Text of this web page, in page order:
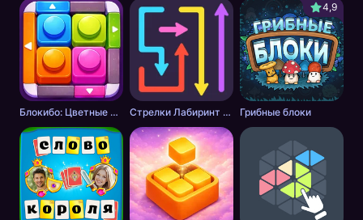
Блокибо: Цветные блоки Стрелки Лабиринт - Цветной путь
4,9
Грибные блоки